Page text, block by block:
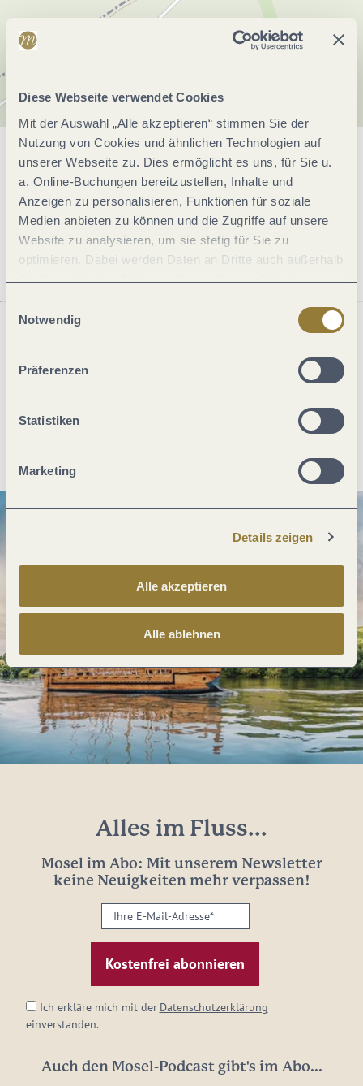
Diese Webseite verwendet Cookies
Mit der Auswahl „Alle akzeptieren“ stimmen Sie der
Nutzung von Cookies und ähnlichen Technologien auf
unserer Webseite zu. Dies ermöglicht es uns, für Sie u.
a. Online-Buchungen bereitzustellen, Inhalte und
Anzeigen zu personalisieren, Funktionen für soziale
Medien anbieten zu können und die Zugriffe auf unsere
Website zu analysieren, um sie stetig für Sie zu
optimieren. Dabei werden Daten an Dritte auch außerhalb
der Europäischen Union weitergegeben und dort
jederzeit widerrufen werden. Mit der Auswahl "Alle
ablehnen" kann es zu Beeinträchtigungen in der Nutzung
Einwilligungsauswahl
Notwendig
Präferenzen
Statistiken
Marketing
Details zeigen
Alle akzeptieren
Alle ablehnen
Allgemeine Informationen
Öffnungszeiten
Alles im Fluss...
Mosel im Abo: Mit unserem Newsletter
keine Neuigkeiten mehr verpassen!
Ihre
E-
Mail-
Adresse:
Ich erkläre mich mit der Datenschutzerklärung
einverstanden.
Auch den Mosel-Podcast gibt's im Abo...